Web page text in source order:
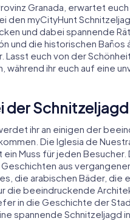
Granada, erwartet
den myCityHunt
und dabei spannende
und die historischen
euch von der
während ihr euch auf eine
Schnitzeljagd
ihr an einigen der
Die Iglesia de
Muss für jeden Besucher.
aus
die arabischen Bäder, die
die beeindruckende
in die Geschichte der
spannende Schnitzeljagd in